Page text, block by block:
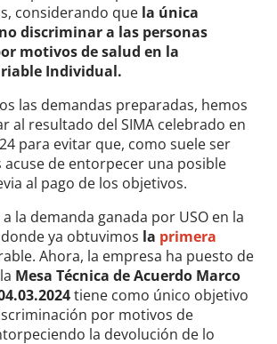
considerando que la única
discriminar a las personas
motivos de salud en la
Individual.
las demandas preparadas, hemos
al resultado del SIMA celebrado en
para evitar que, como suele ser
acuse de entorpecer una posible
al pago de los objetivos.
a la demanda ganada por USO en la
donde ya obtuvimos la primera
Ahora, la empresa ha puesto de
Mesa Técnica de Acuerdo Marco
tiene como único objetivo
por motivos de
la devolución de lo